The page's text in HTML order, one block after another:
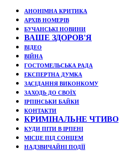
АНОНІМНА КРИТИКА
АРХІВ НОМЕРІВ
БУЧАНСЬКІ НОВИНИ
ВАШЕ ЗДОРОВ'Я
ВІДЕО
ВІЙНА
ГОСТОМЕЛЬСЬКА РАДА
ЕКСПЕРТНА ДУМКА
ЗАСІДАННЯ ВИКОНКОМУ
ЗАХОДЬ ДО СВОЇХ
ІРПІНСЬКИ БАЙКИ
КОНТАКТИ
КРИМІНАЛЬНЕ ЧТИВО
КУДИ ПІТИ В ІРПЕНІ
МІСЦЕ ПІД СОНЦЕМ
НАДЗВИЧАЙНІ ПОДЇЇ